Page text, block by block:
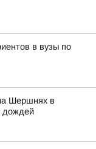
в вузы по
Шершнях в
дождей